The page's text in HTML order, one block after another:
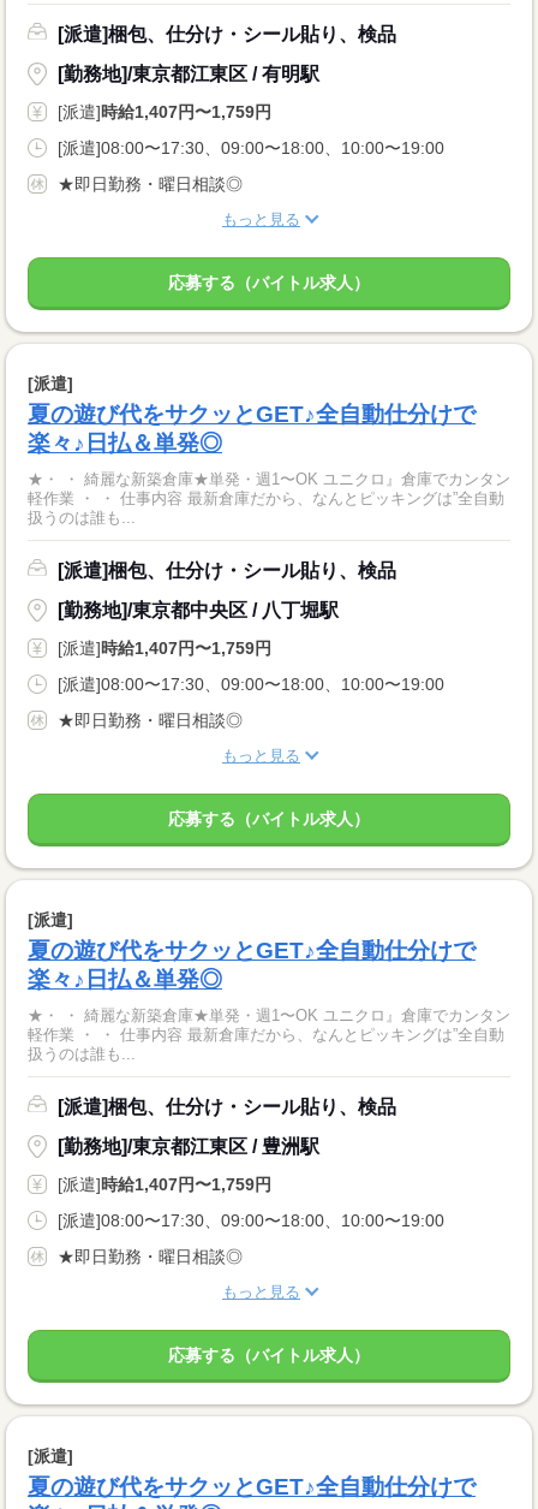
[派遣]梱包、仕分け・シール貼り、検品
[勤務地]/東京都江東区 / 有明駅
[派遣]時給1,407円〜1,759円
[派遣]08:00〜17:30、09:00〜18:00、10:00〜19:00
★即日勤務・曜日相談◎
もっと見る
応募する（バイトル求人）
[派遣]
夏の遊び代をサクッとGET♪全自動仕分けで
楽々♪日払＆単発◎
★・ ・ 綺麗な新築倉庫★単発・週1〜OK ユニクロ』倉庫でカンタン
軽作業 ・ ・ 仕事内容 最新倉庫だから、なんとピッキングは”全自動
扱うのは誰も...
[派遣]梱包、仕分け・シール貼り、検品
[勤務地]/東京都中央区 / 八丁堀駅
[派遣]時給1,407円〜1,759円
[派遣]08:00〜17:30、09:00〜18:00、10:00〜19:00
★即日勤務・曜日相談◎
もっと見る
応募する（バイトル求人）
[派遣]
夏の遊び代をサクッとGET♪全自動仕分けで
楽々♪日払＆単発◎
★・ ・ 綺麗な新築倉庫★単発・週1〜OK ユニクロ』倉庫でカンタン
軽作業 ・ ・ 仕事内容 最新倉庫だから、なんとピッキングは”全自動
扱うのは誰も...
[派遣]梱包、仕分け・シール貼り、検品
[勤務地]/東京都江東区 / 豊洲駅
[派遣]時給1,407円〜1,759円
[派遣]08:00〜17:30、09:00〜18:00、10:00〜19:00
★即日勤務・曜日相談◎
もっと見る
応募する（バイトル求人）
[派遣]
夏の遊び代をサクッとGET♪全自動仕分けで